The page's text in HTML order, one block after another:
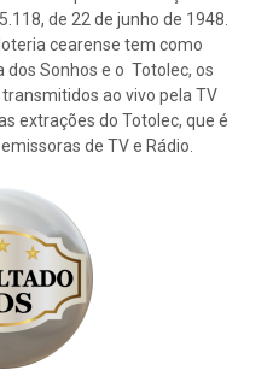
de 22 de junho de 1948.
cearense tem como
Sonhos e o Totolec, os
ao vivo pela TV
extrações do Totolec, que é
de TV e Rádio.